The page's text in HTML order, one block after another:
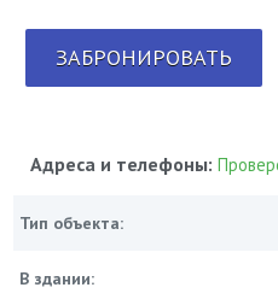
ЗАБРОНИРОВАТЬ
Адреса и телефоны:
Тип объекта:
В здании: